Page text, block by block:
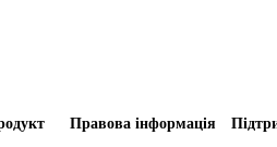
Правова інформація